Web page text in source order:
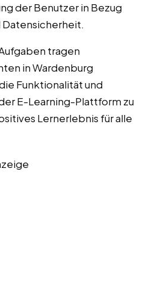
der Benutzer in Bezug
Datensicherheit.
tragen
in Wardenburg
Funktionalität und
E-Learning-Plattform zu
Lernerlebnis für alle